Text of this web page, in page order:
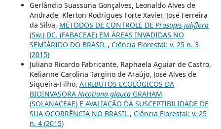
Gerlândio Suassuna Gonçalves, Leonaldo Alves de
Andrade, Klerton Rodrigues Forte Xavier, José Ferreira
da Silva, MÉTODOS DE CONTROLE DE Prosopis juliflora
(Sw.) DC. (FABACEAE) EM ÁREAS INVADIDAS NO
SEMIÁRIDO DO BRASIL , Ciência Florestal: v. 25 n. 3
(2015)
Juliano Ricardo Fabricante, Raphaela Aguiar de Castro,
Kelianne Carolina Targino de Araújo, José Alves de
Siqueira-Filho, ATRIBUTOS ECOLÓGICOS DA
BIOINVASORA Nicotiana glaucaGRAHAM
(SOLANACEAE) E AVALIAÇÃO DA SUSCEPTIBILIDADE DE
SUA OCORRÊNCIA NO BRASIL , Ciência Florestal: v. 25
n. 4 (2015)